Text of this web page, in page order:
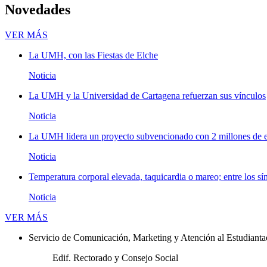
Novedades
VER MÁS
La UMH, con las Fiestas de Elche
Noticia
La UMH y la Universidad de Cartagena refuerzan sus vínculos
Noticia
La UMH lidera un proyecto subvencionado con 2 millones de
Noticia
Temperatura corporal elevada, taquicardia o mareo; entre los
Noticia
VER MÁS
Servicio de Comunicación, Marketing y Atención al
Edif. Rectorado y Consejo Social